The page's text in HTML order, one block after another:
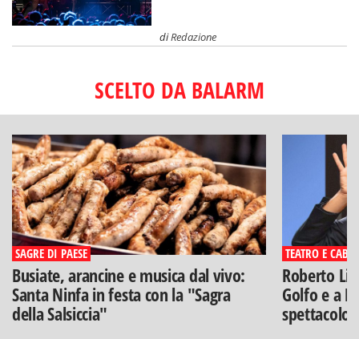
diRedazione
SCELTO DA BALARM
SAGRE DI PAESE
Busiate, arancine e musica dal vivo:
Santa Ninfa in festa con la "Sagra
della Salsiccia"
TEATRO E
Roberto
Golfo e a
spettacolo"